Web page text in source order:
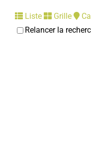
Liste Grille
Relancer la